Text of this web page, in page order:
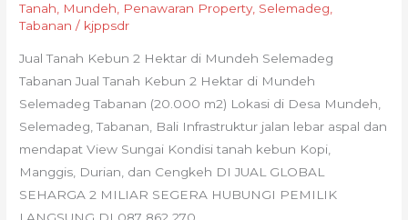
Tanah, Mundeh, Penawaran Property, Selemadeg,
Tabanan / kjppsdr
Jual Tanah Kebun 2 Hektar di Mundeh Selemadeg
Tabanan Jual Tanah Kebun 2 Hektar di Mundeh
Selemadeg Tabanan (20.000 m2) Lokasi di Desa Mundeh,
Selemadeg, Tabanan, Bali Infrastruktur jalan lebar aspal dan
mendapat View Sungai Kondisi tanah kebun Kopi,
Manggis, Durian, dan Cengkeh DI JUAL GLOBAL
SEHARGA 2 MILIAR SEGERA HUBUNGI PEMILIK
Tabanan